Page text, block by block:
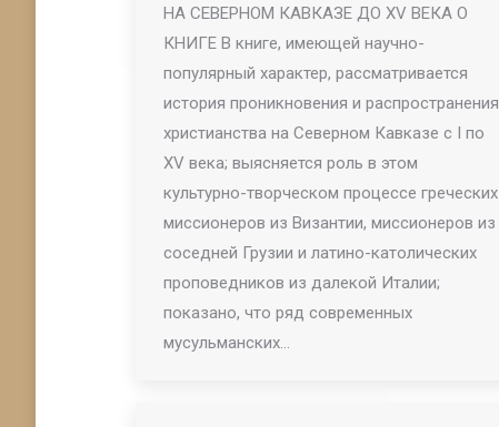
НА СЕВЕРНОМ КАВКАЗЕ ДО XV ВЕКА О
КНИГЕ В книге, имеющей научно-
популярный характер, рассматривается
история проникновения и распространения
христианства на Северном Кавказе с I по
XV века; выясняется роль в этом
культурно-творческом процессе греческих
миссионеров из Византии, миссионеров из
соседней Грузии и латино-католических
проповедников из далекой Италии;
показано, что ряд современных
мусульманских…